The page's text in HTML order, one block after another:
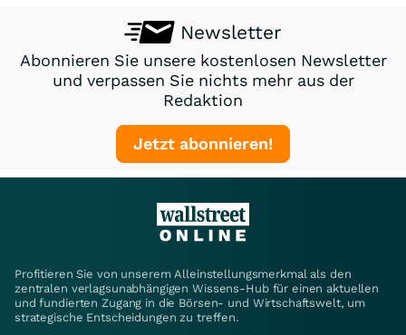
Newsletter
Abonnieren Sie unsere kostenlosen Newsletter
und verpassen Sie nichts mehr aus der
Redaktion
Jetzt abonnieren!
Profitieren Sie von unserem Alleinstellungsmerkmal als den
zentralen verlagsunabhängigen Wissens-Hub für einen aktuellen
und fundierten Zugang in die Börsen- und Wirtschaftswelt, um
strategische Entscheidungen zu treffen.